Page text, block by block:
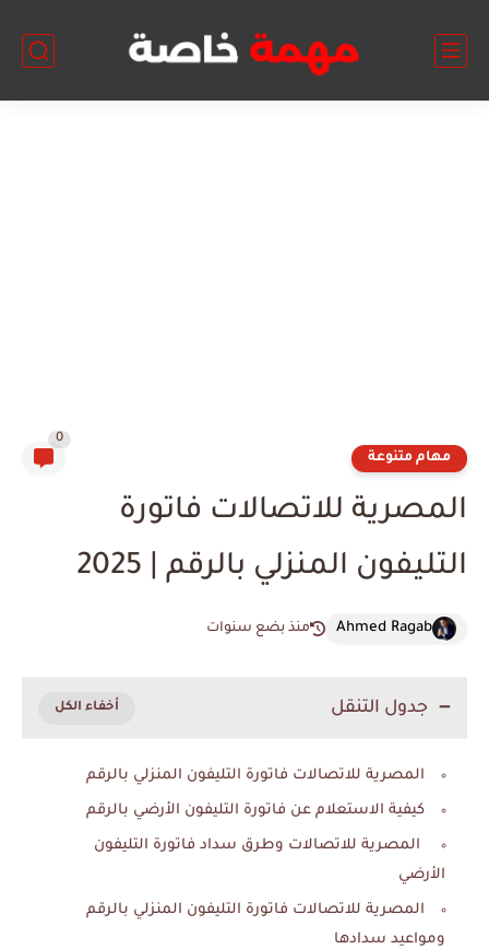
مهام متنوعة
0
المصرية للاتصالات فاتورة
التليفون المنزلي بالرقم | 2025
Ahmed Ragab منذ بضع سنوات
جدول التنقل
المصرية للاتصالات فاتورة التليفون المنزلي بالرقم
كيفية الاستعلام عن فاتورة التليفون الأرضي بالرقم
المصرية للاتصالات وطرق سداد فاتورة التليفون
الأرضي
المصرية للاتصالات فاتورة التليفون المنزلي بالرقم
ومواعيد سدادها